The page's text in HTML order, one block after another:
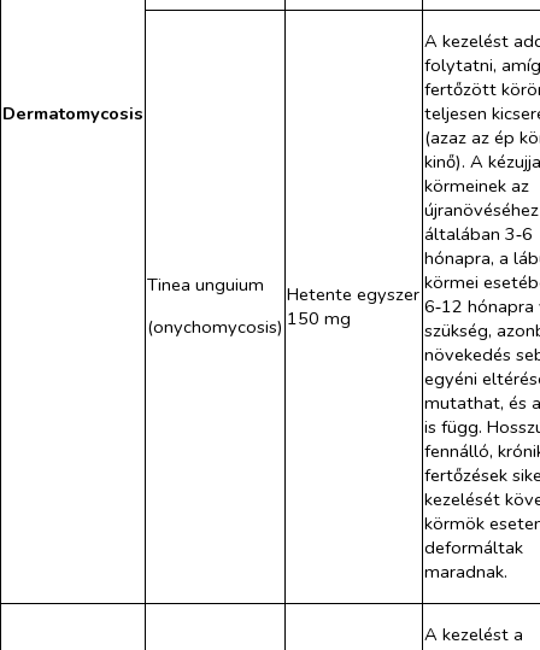
Dermatomycosis
Tinea unguium
(onychomycosis)
Hetente egyszer
150 mg
A kezelést
folytatni,
fertőzött
teljesen
(azaz az ép
kinő). A
körmeinek az
újranövéséhez
általában 3‑6
hónapra, a
körmei
6‑12 hónapra
szükség,
növekedés
egyéni
mutathat, és
is függ.
fennálló,
fertőzések
kezelését
körmök
deformáltak
maradnak.
A kezelést a